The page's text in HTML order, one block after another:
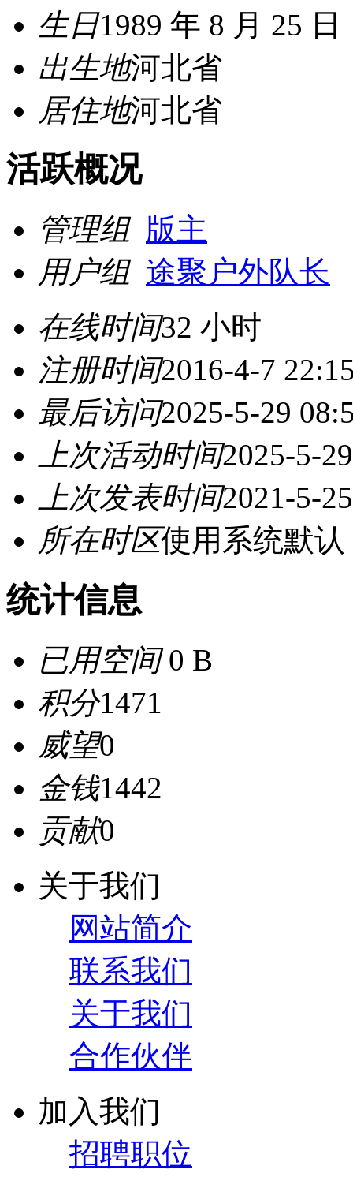
生日1989 年 8 月 25 日
出生地河北省
居住地河北省
活跃概况
管理组 版主
用户组 途聚户外队长
在线时间32 小时
注册时间2016-4-7
最后访问2025-5-29
上次活动时间2025-5-
上次发表时间2021-5-
所在时区使用系统默认
统计信息
已用空间0 B
积分1471
威望0
金钱1442
贡献0
关于我们
网站简介
联系我们
关于我们
合作伙伴
加入我们
招聘职位